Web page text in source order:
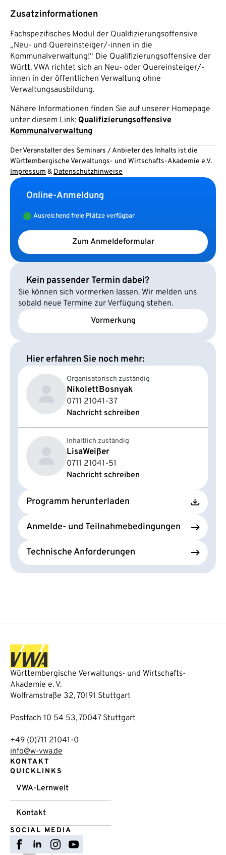
Zusatzinformationen
Fachspezifisches Modul der Qualifizierungsoffensive
„Neu- und Quereinsteiger/-innen in die
Kommunalverwaltung!“ Die Qualifizierungsoffensive der
Württ. VWA richtet sich an Neu- oder Quereinsteiger/-
innen in der öffentlichen Verwaltung ohne
Verwaltungsausbildung.
Nähere Informationen finden Sie auf unserer Homepage
unter diesem Link: Qualifizierungsoffensive
Kommunalverwaltung
Der Veranstalter des Seminars / Anbieter des Inhalts ist die
Württembergische Verwaltungs- und Wirtschafts-Akademie e.V.
Impressum & Datenschutzhinweise
Online-Anmeldung
Ausreichend freie Plätze verfügbar
Zum Anmeldeformular
Kein passender Termin dabei?
Sie können sich vormerken lassen. Wir melden uns
sobald neue Termine zur Verfügung stehen.
Vormerkung
Hier erfahren Sie noch mehr:
Organisatorisch zuständig
NikolettBosnyak
0711 21041-37
Nachricht schreiben
Inhaltlich zuständig
LisaWeißer
0711 21041-51
Nachricht schreiben
Programm herunterladen
Anmelde- und Teilnahmebedingungen
Technische Anforderungen
Württembergische Verwaltungs- und Wirtschafts-
Akademie e. V.
Wolframstraße 32, 70191 Stuttgart
Postfach 10 54 53, 70047 Stuttgart
+49 (0)711 21041-0
info@w-vwa.de
KONTAKT
QUICKLINKS
VWA-Lernwelt
Kontakt
SOCIAL MEDIA